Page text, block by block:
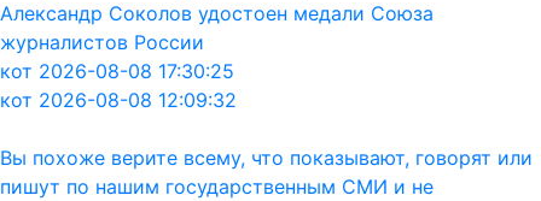
Александр Соколов удостоен медали Союза
журналистов России
кот 2026-08-08 17:30:25
кот 2026-08-08 12:09:32
Вы похоже верите всему, что показывают, говорят или
пишут по нашим государственным СМИ и не